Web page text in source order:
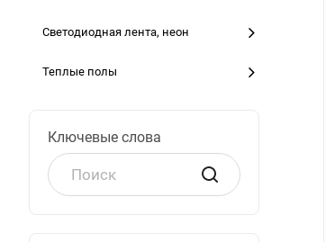
Светодиодная лента, неон
Теплые полы
Ключевые слова